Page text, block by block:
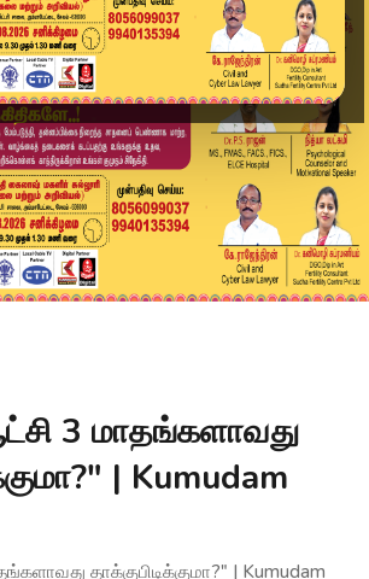
3 மாதங்களாவது
| Kumudam
தாக்குபிடிக்குமா?" | Kumudam